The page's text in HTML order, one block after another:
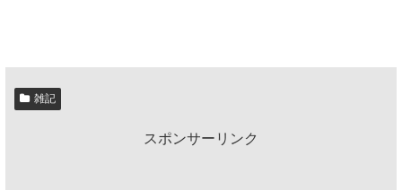
雑記
スポンサーリンク